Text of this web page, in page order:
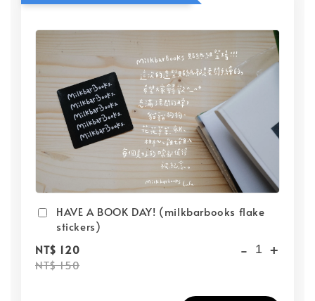
HAVE A BOOK DAY! (milkbarbooks flake
stickers)
NT$ 120
NT$ 150
- +